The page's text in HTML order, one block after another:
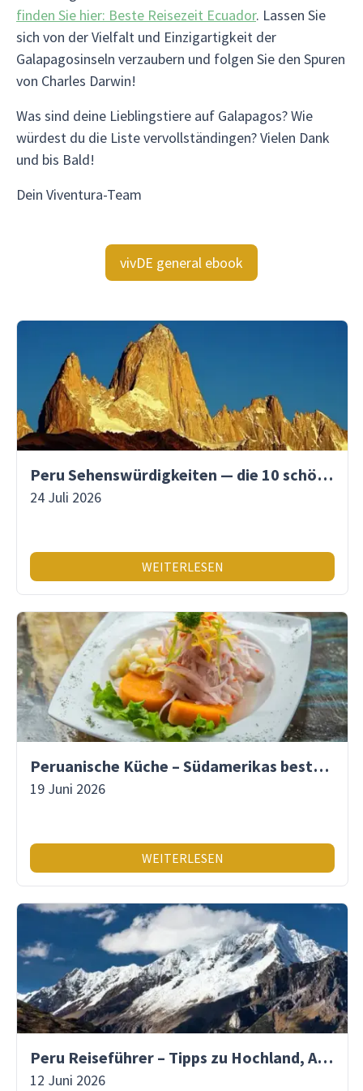
finden Sie hier: Beste Reisezeit Ecuador. Lassen Sie
sich von der Vielfalt und Einzigartigkeit der
Galapagosinseln verzaubern und folgen Sie den Spuren
von Charles Darwin!
Was sind deine Lieblingstiere auf Galapagos? Wie
würdest du die Liste vervollständingen? Vielen Dank
und bis Bald!
Dein Viventura-Team
vivDE general ebook
Peru Sehenswürdigkeiten — die 10 schönsten Orte
24 Juli 2026
WEITERLESEN
Peruanische Küche – Südamerikas beste Gastronomie
19 Juni 2026
WEITERLESEN
Peru Reiseführer – Tipps zu Hochland, Amazonas & Inka-Erbe
12 Juni 2026